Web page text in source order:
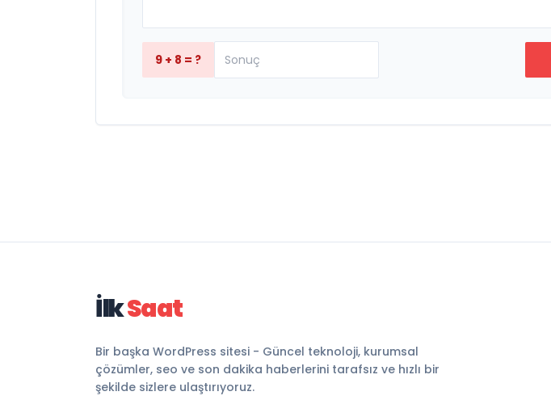
9 + 8 = ?
İlkSaat
Bir başka WordPress sitesi - Güncel teknoloji, kurumsal
çözümler, seo ve son dakika haberlerini tarafsız ve hızlı bir
şekilde sizlere ulaştırıyoruz.